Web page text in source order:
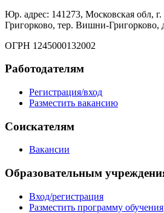
Юр. адрес: 141273, Московская обл,
Григорково, тер. Вишни-Григорково,
ОГРН 1245000132002
Работодателям
Регистрация/вход
Разместить вакансию
Соискателям
Вакансии
Образовательным
Вход/регистрация
Разместить программу обучения